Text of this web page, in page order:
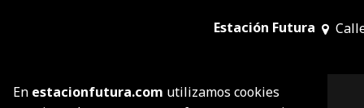
Estación Futura
En estacionfutura.com utilizamos cookies